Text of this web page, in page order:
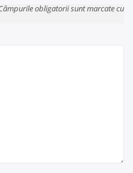
obligatorii sunt marcate cu